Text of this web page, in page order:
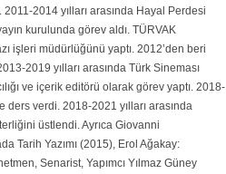
2014 yılları arasında Hayal Perdesi
kurulunda görev aldı. TÜRVAK
işleri müdürlüğünü yaptı. 2012’den beri
2019 yılları arasında Türk Sineması
ve içerik editörü olarak görev yaptı. 2018-
ders verdi. 2018-2021 yılları arasında
üstlendi. Ayrıca Giovanni
Tarih Yazımı (2015), Erol Ağakay:
Senarist, Yapımcı Yılmaz Güney